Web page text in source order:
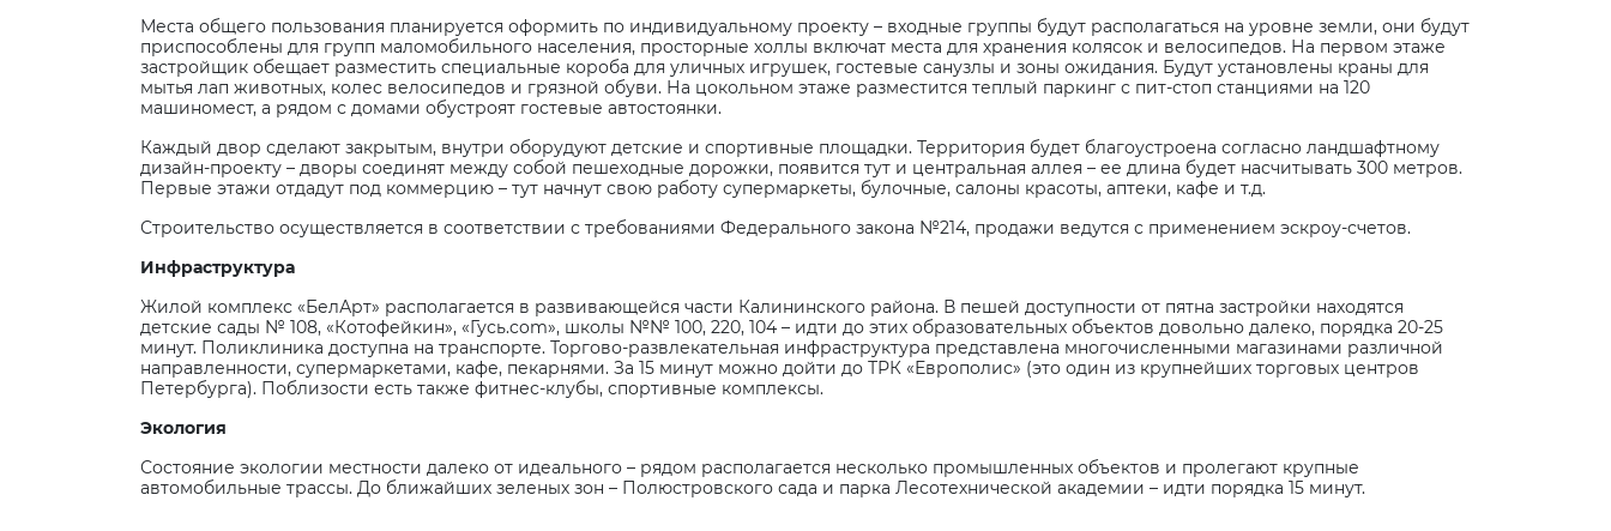
Места общего пользования планируется оформить по индивидуальному проекту – входные группы будут располагаться на уровне земли, они будут
приспособлены для групп маломобильного населения, просторные холлы включат места для хранения колясок и велосипедов. На первом этаже
застройщик обещает разместить специальные короба для уличных игрушек, гостевые санузлы и зоны ожидания. Будут установлены краны для
мытья лап животных, колес велосипедов и грязной обуви. На цокольном этаже разместится теплый паркинг с пит-стоп станциями на 120
машиномест, а рядом с домами обустроят гостевые автостоянки.
Каждый двор сделают закрытым, внутри оборудуют детские и спортивные площадки. Территория будет благоустроена согласно ландшафтному
дизайн-проекту – дворы соединят между собой пешеходные дорожки, появится тут и центральная аллея – ее длина будет насчитывать 300 метров.
Первые этажи отдадут под коммерцию – тут начнут свою работу супермаркеты, булочные, салоны красоты, аптеки, кафе и т.д.
Строительство осуществляется в соответствии с требованиями Федерального закона №214, продажи ведутся с применением эскроу-счетов.
Инфраструктура
Жилой комплекс «БелАрт» располагается в развивающейся части Калининского района. В пешей доступности от пятна застройки находятся
детские сады № 108, «Котофейкин», «Гусь.com», школы №№ 100, 220, 104 – идти до этих образовательных объектов довольно далеко, порядка 20-25
минут. Поликлиника доступна на транспорте. Торгово-развлекательная инфраструктура представлена многочисленными магазинами различной
направленности, супермаркетами, кафе, пекарнями. За 15 минут можно дойти до ТРК «Европолис» (это один из крупнейших торговых центров
Петербурга). Поблизости есть также фитнес-клубы, спортивные комплексы.
Экология
Состояние экологии местности далеко от идеального – рядом располагается несколько промышленных объектов и пролегают крупные
автомобильные трассы. До ближайших зеленых зон – Полюстровского сада и парка Лесотехнической академии – идти порядка 15 минут.